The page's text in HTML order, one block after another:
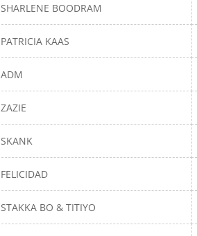
SHARLENE BOODRAM
PATRICIA KAAS
ADM
ZAZIE
SKANK
FELICIDAD
STAKKA BO & TITIYO